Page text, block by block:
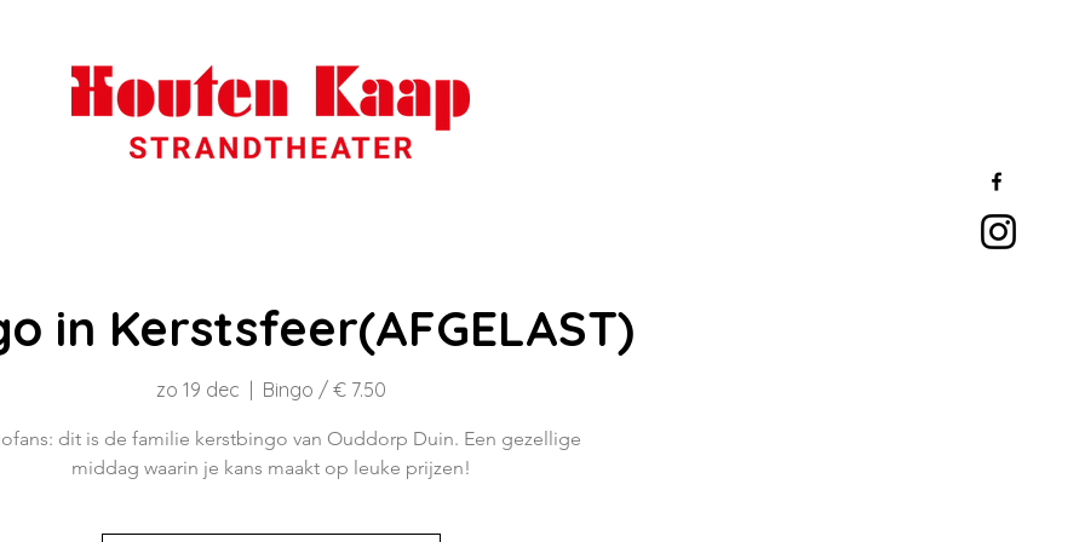
in Kerstsfeer(AFGELAST)
zo 19 dec Bingo / € 7.50
dit is de familie kerstbingo van Ouddorp Duin. Een gezellige
middag waarin je kans maakt op leuke prijzen!